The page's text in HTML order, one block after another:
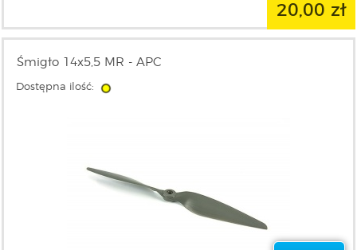
20,00 zł
Śmigło 14x5,5 MR - APC
Dostępna ilość: